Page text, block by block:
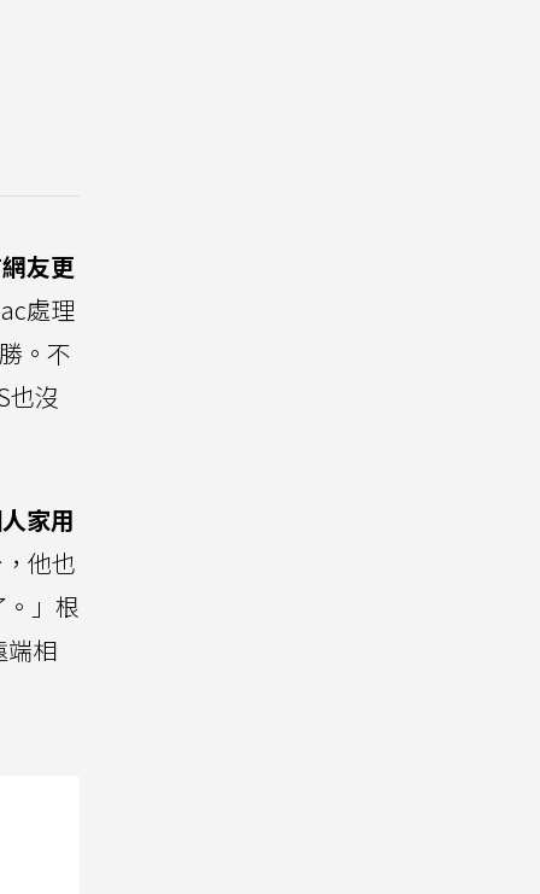
友更
處理
。不
也沒
家用
他也
」根
端相